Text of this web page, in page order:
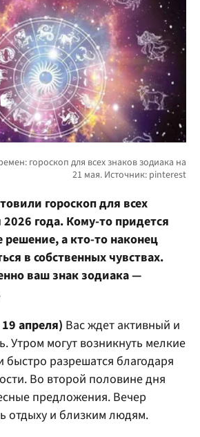
гороскоп для всех
года. Кому-то придется
решение, а кто-то наконец
в собственных чувствах.
ваш знак зодиака —
апреля) Вас ждет активный и
Утром могут возникнуть мелкие
быстро разрешатся благодаря
Во второй половине дня
предложения. Вечер
отдыху и близким людям.